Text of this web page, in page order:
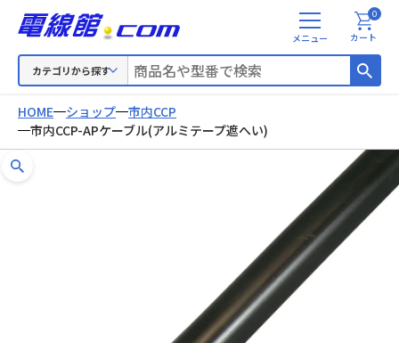
カテゴリから探す
メ
ニ
カート
0
HOME ショップ
市内CCP
市内CCP-APケーブル(アルミテープ遮へい)